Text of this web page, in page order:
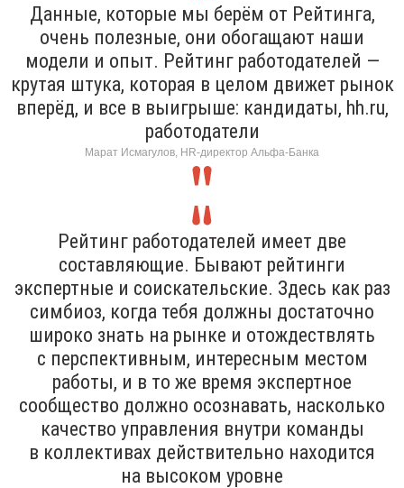
Данные, которые мы берём от Рейтинга,
очень полезные, они обогащают наши
модели и опыт. Рейтинг работодателей —
крутая штука, которая в целом движет рынок
вперёд, и все в выигрыше: кандидаты, hh.ru,
работодатели
Марат Исмагулов, HR-директор Альфа-Банка
Рейтинг работодателей имеет две
составляющие. Бывают рейтинги
экспертные и соискательские. Здесь как раз
симбиоз, когда тебя должны достаточно
широко знать на рынке и отождествлять
с перспективным, интересным местом
работы, и в то же время экспертное
сообщество должно осознавать, насколько
качество управления внутри команды
в коллективах действительно находится
на высоком уровне